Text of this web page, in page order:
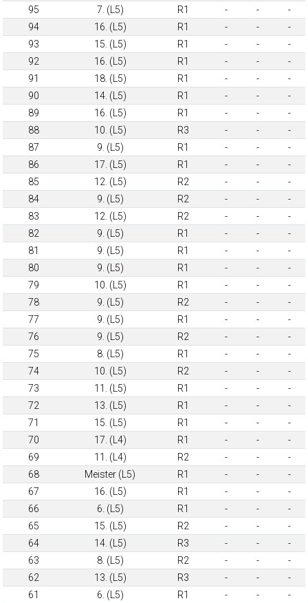
95 7. (L5) R1 - -
-
94
16. (L5) R1 - -
-
93
15. (L5) R1 - -
-
92
16. (L5) R1 - -
-
91
18. (L5) R1 - -
-
90
14. (L5) R1 - -
-
89
16. (L5) R1 - -
-
88
10. (L5) R3 - -
-
87
9. (L5) R1 - -
-
86
17. (L5) R1 - -
-
85
12. (L5) R2 - -
-
84
9. (L5) R2 - -
-
83
12. (L5) R2 - -
-
82
9. (L5) R1 - -
-
81
9. (L5) R1 - -
-
80
9. (L5) R1 - -
-
79
10. (L5) R1 - -
-
78
9. (L5) R2 - -
-
77
9. (L5) R1 - -
-
76
9. (L5) R2 - -
-
75
8. (L5) R1 - -
-
74
10. (L5) R2 - -
-
73
11. (L5) R1 - -
-
72
13. (L5) R1 - -
-
71
15. (L5) R1 - -
-
70
17. (L4) R1 - -
-
69
11. (L4) R2 - -
-
68
Meister (L5) R1 - -
-
67
16. (L5) R1 - -
-
66
6. (L5) R1 - -
-
65
15. (L5) R2 - -
-
64
14. (L5) R3 - -
-
63
8. (L5) R2 - -
-
62
13. (L5) R3 - -
-
61
6. (L5) R1 - -
-